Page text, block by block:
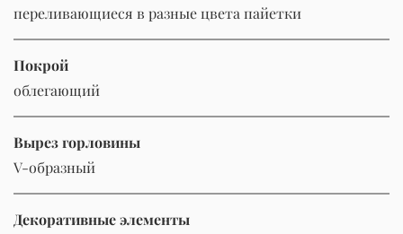
переливающиеся в разные цвета пайетки
Покрой
облегающий
Вырез горловины
V-образный
Декоративные элементы